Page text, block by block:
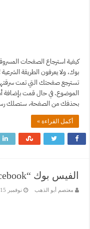
كيفية استرجاع الصفحات
بوك، ولا يعرفون الطريقة
تسترجع صفحتك التي تمت
بحذفك من الصفحة، ستصلك
أكمل القراءة »
الفيس بوك “Facebook” يُطلق خدمة فيديو 360
معتصم أبو الذهب نوفمبر 15, 2015